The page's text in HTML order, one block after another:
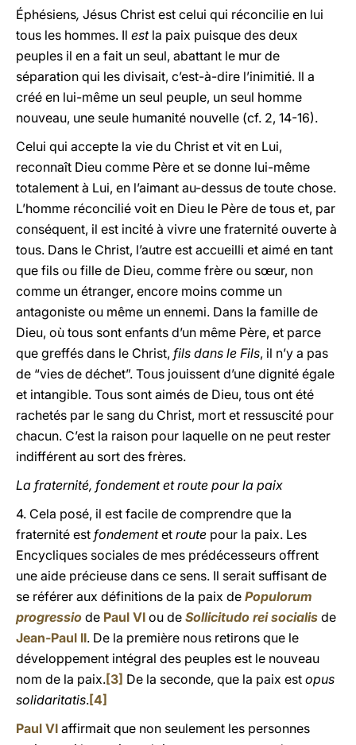
Éphésiens, Jésus Christ est celui qui réconcilie en lui
tous les hommes. Il est la paix puisque des deux
peuples il en a fait un seul, abattant le mur de
séparation qui les divisait, c’est-à-dire l’inimitié. Il a
créé en lui-même un seul peuple, un seul homme
nouveau, une seule humanité nouvelle (cf. 2, 14-16).
Celui qui accepte la vie du Christ et vit en Lui,
reconnaît Dieu comme Père et se donne lui-même
totalement à Lui, en l’aimant au-dessus de toute chose.
L’homme réconcilié voit en Dieu le Père de tous et, par
conséquent, il est incité à vivre une fraternité ouverte à
tous. Dans le Christ, l’autre est accueilli et aimé en tant
que fils ou fille de Dieu, comme frère ou sœur, non
comme un étranger, encore moins comme un
antagoniste ou même un ennemi. Dans la famille de
Dieu, où tous sont enfants d’un même Père, et parce
que greffés dans le Christ, fils dans le Fils, il n’y a pas
de “vies de déchet”. Tous jouissent d’une dignité égale
et intangible. Tous sont aimés de Dieu, tous ont été
rachetés par le sang du Christ, mort et ressuscité pour
chacun. C’est la raison pour laquelle on ne peut rester
indifférent au sort des frères.
La fraternité, fondement et route pour la paix
4. Cela posé, il est facile de comprendre que la
fraternité est fondementet route pour la paix. Les
Encycliques sociales de mes prédécesseurs offrent
une aide précieuse dans ce sens. Il serait suffisant de
se référer aux définitions de la paix de Populorum
progressio de Paul VI ou de Sollicitudo rei socialis de
Jean-Paul II. De la première nous retirons que le
développement intégral des peuples est le nouveau
nom de la paix.[3] De la seconde, que la paix est opus
solidaritatis.[4]
Paul VI affirmait que non seulement les personnes